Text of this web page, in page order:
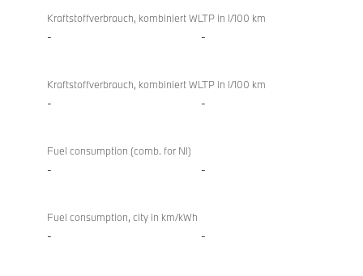
Kraftstoffverbrauch, kombiniert WLTP in l/100 km
- -
Kraftstoffverbrauch, kombiniert WLTP in l/100 km
- -
Fuel consumption (comb. for NI)
- -
Fuel consumption, city in km/kWh
- -